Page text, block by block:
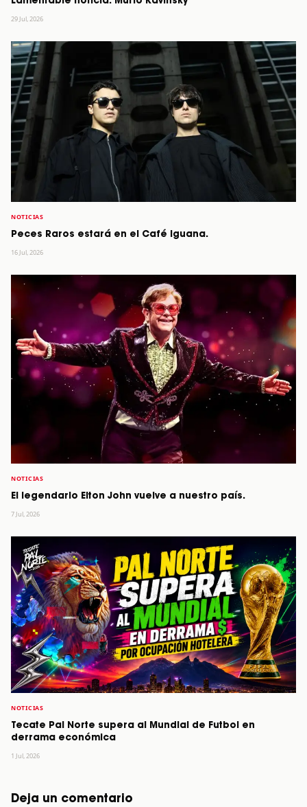
29 Jul, 2026
NOTICIAS
Peces Raros estará en el Café Iguana.
16 Jul, 2026
NOTICIAS
El legendario Elton John vuelve a nuestro país.
7 Jul, 2026
NOTICIAS
Tecate Pal Norte supera al Mundial de Futbol en
derrama económica
1 Jul, 2026
Deja un comentario